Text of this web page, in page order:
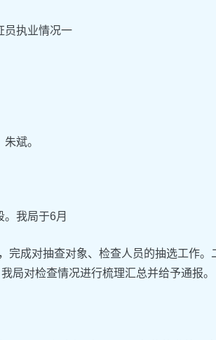
员执业情况一
斌。
我局于6月
完成对抽查对象、检查人员的抽选工作。
局对检查情况进行梳理汇总并给予通报。